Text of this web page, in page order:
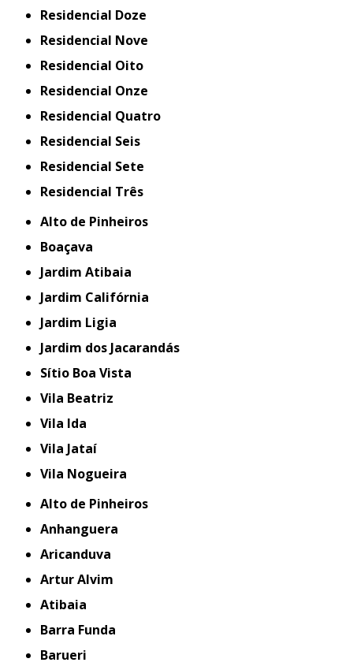
Residencial Doze
Residencial Nove
Residencial Oito
Residencial Onze
Residencial Quatro
Residencial Seis
Residencial Sete
Residencial Três
Alto de Pinheiros
Boaçava
Jardim Atibaia
Jardim Califórnia
Jardim Ligia
Jardim dos Jacarandás
Sítio Boa Vista
Vila Beatriz
Vila Ida
Vila Jataí
Vila Nogueira
Alto de Pinheiros
Anhanguera
Aricanduva
Artur Alvim
Atibaia
Barra Funda
Barueri